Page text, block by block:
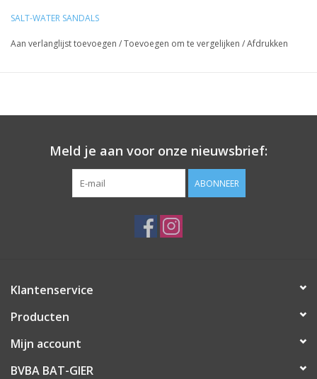
SALT-WATER SANDALS
Aan verlanglijst toevoegen /Toevoegen om te vergelijken /Afdrukken
Meld je aan voor onze nieuwsbrief:
ABONNEER
Klantenservice
Producten
Mijn account
BVBA BAT-GIER